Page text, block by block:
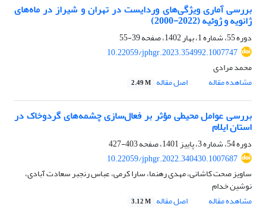
بررسی آماری ویژگی‌های وردایست در تهران و شیراز در ماه‌های
ژانویه و ژوئیه (2022-2000)
دوره 55، شماره 1، بهار 1402، صفحه
39-55
10.22059/jphgr.2023.354992.1007747
محمد مرادی
مشاهده مقاله
اصل مقاله 2.49 M
بررسی عوامل محیطی مؤثر بر فعال‌سازی چشمه‌های گردوخاک در
استان ایلام
دوره 54، شماره 3، پاییز 1401، صفحه
403-427
10.22059/jphgr.2022.340430.1007687
ساویز صحت کاشانی، مهدی رهنما، سارا کرمی، عباس رنجبر سعادت آبادی،
نوشین خدام
مشاهده مقاله
اصل مقاله 3.12 M